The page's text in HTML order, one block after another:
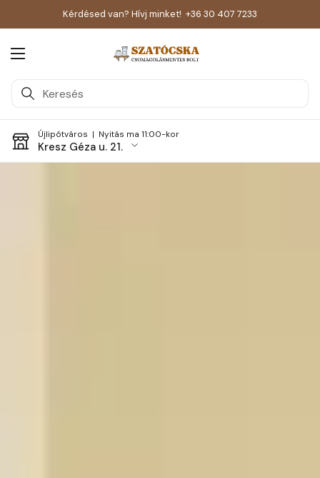
Kérdésed van? Hívj minket! +36 30 407 7233
Menü megnyitása
Újlipótváros | Nyitás ma 11:00-kor
Kresz Géza u. 21.